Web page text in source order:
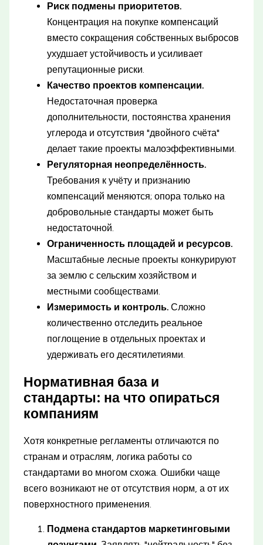
Риск подмены приоритетов.
Концентрация на покупке компенсаций
вместо сокращения собственных выбросов
ухудшает устойчивость и усиливает
репутационные риски.
Качество проектов компенсации.
Недостаточная проверка
дополнительности, постоянства хранения
углерода и отсутствия "двойного счёта"
делает такие проекты малоэффективными.
Регуляторная неопределённость.
Требования к учёту и признанию
компенсаций меняются; опора только на
добровольные стандарты может быть
недостаточной.
Ограниченность площадей и ресурсов.
Масштабные лесные проекты конкурируют
за землю с сельским хозяйством и
местными сообществами.
Измеримость и контроль. Сложно
количественно отследить реальное
поглощение в отдельных проектах и
удерживать его десятилетиями.
Нормативная база и
стандарты: на что опираться
компаниям
Хотя конкретные регламенты отличаются по
странам и отраслям, логика работы со
стандартами во многом схожа. Ошибки чаще
всего возникают не от отсутствия норм, а от их
поверхностного применения.
Подмена стандартов маркетинговыми